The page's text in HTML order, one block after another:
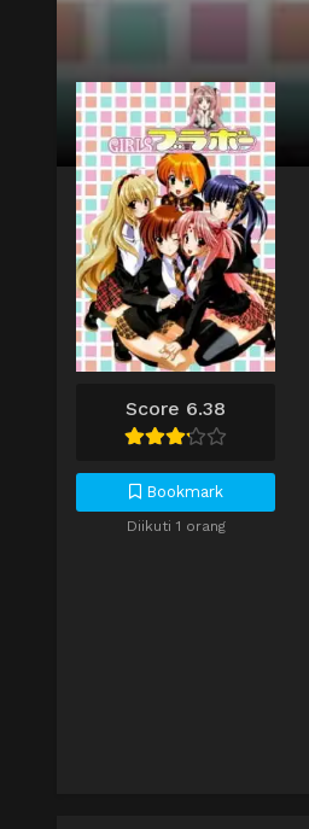
Score 6.38
Bookmark
Diikuti 1 orang